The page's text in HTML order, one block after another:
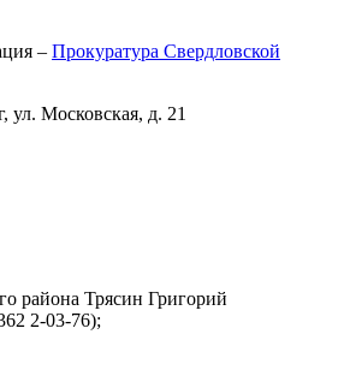
– Прокуратура Свердловской
ул. Московская, д. 21
района Трясин Григорий
2-03-76);